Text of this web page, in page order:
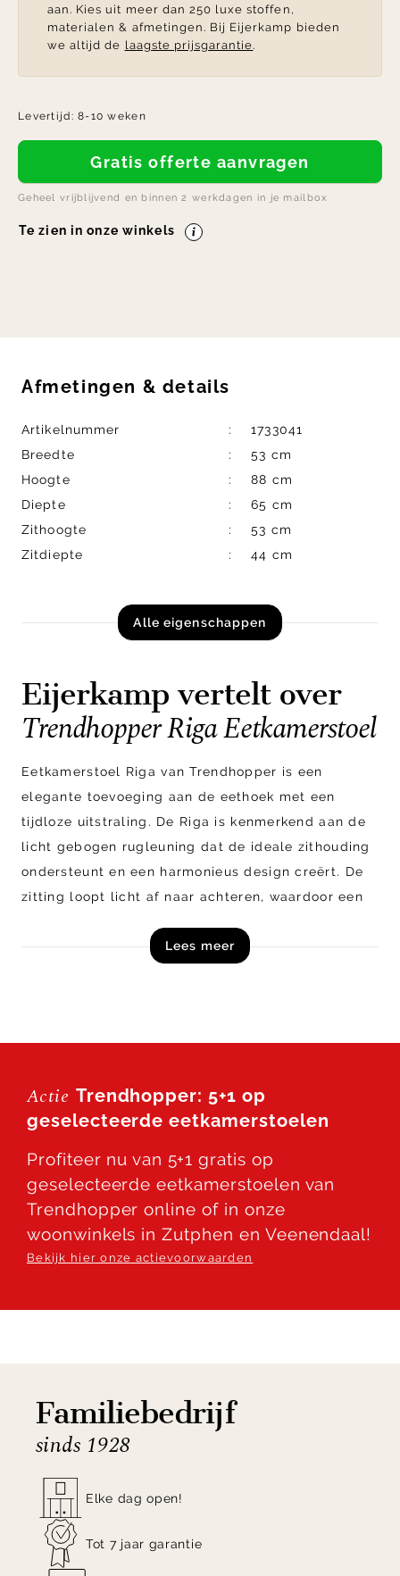
aan. Kies uit meer dan 250 luxe stoffen,
materialen & afmetingen. Bij Eijerkamp bieden
we altijd de laagste prijsgarantie.
Levertijd:8-10 weken
Gratis offerte aanvragen
Geheel vrijblijvend en binnen 2 werkdagen in je mailbox
Te zien in onze winkels
Afmetingen & details
Artikelnummer
1733041
Breedte
53 cm
Hoogte
88 cm
Diepte
65 cm
Zithoogte
53 cm
Zitdiepte
44 cm
Alle eigenschappen
Eijerkamp vertelt over
Trendhopper Riga Eetkamerstoel
Eetkamerstoel Riga van Trendhopper is een
elegante toevoeging aan de eethoek met een
tijdloze uitstraling. De Riga is kenmerkend aan de
licht gebogen rugleuning dat de ideale zithouding
ondersteunt en een harmonieus design creërt. De
zitting loopt licht af naar achteren, waardoor een
interieur. Daarnaast heb je keuze uit verschillende
draaionderstel.
eetkamerstoel Riga uit de collectie van
Trendhopper & ontdek de perfecte eetkamerstoel
Lees meer
Familiebedrijf
sinds 1928
Elke dag open!
Tot 7 jaar garantie
Actie Trendhopper: 5+1 op
geselecteerde eetkamerstoelen
Profiteer nu van 5+1 gratis op
geselecteerde eetkamerstoelen van
Trendhopper online of in onze
woonwinkels in Zutphen en Veenendaal!
Bekijk hier onze actievoorwaarden